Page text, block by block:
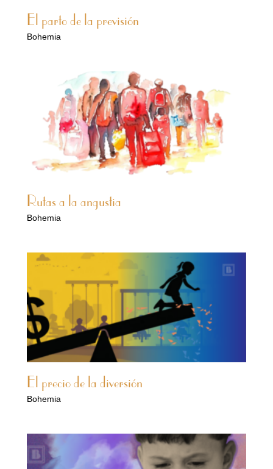
El parto de la previsión
Bohemia
Rutas a la angustia
Bohemia
El precio de la diversión
Bohemia